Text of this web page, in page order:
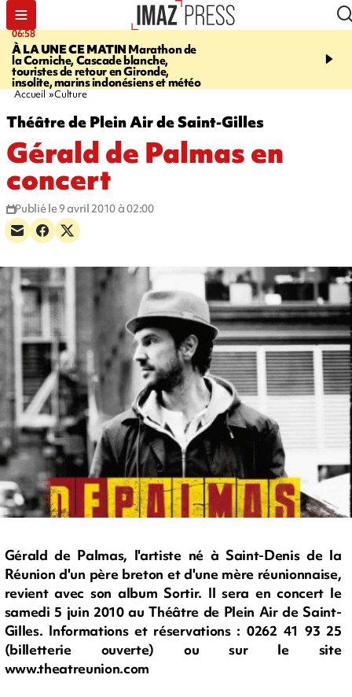
06:58
À LA UNE CE MATIN Marathon de
la Corniche, Cascade blanche,
touristes de retour en Gironde,
insolite, marins indonésiens et météo
09:14
touristes au Porge,
Accueil Culture
Théâtre de Plein Air de Saint-Gilles
Gérald de Palmas en
concert
Publié le 9 avril 2010 à 02:00
Gérald de Palmas, l'artiste né à Saint-Denis de la
Réunion d'un père breton et d'une mère réunionnaise,
revient avec son album Sortir. Il sera en concert le
samedi 5 juin 2010 au Théâtre de Plein Air de Saint-
Gilles. Informations et réservations : 0262 41 93 25
(billetterie ouverte) ou sur le site
www.theatreunion.com